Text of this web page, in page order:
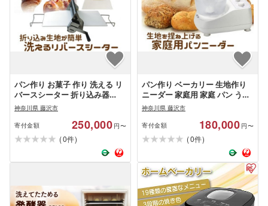
パン作り お菓子 作り 洗える リ
バースシーター 折り込み器
RS101 ステンレス ぱん ブレッ
ド 菓子 おかし 手作り クロワッ
サン デニッシュ パイ クッキー
生地 家電 キッチン家電 かでん
家電製品 製品 ホームベーカリ
ー 便利 万能 軽量 コンパクト 水
神奈川県 藤沢市
寄付金額 250,000 円〜
(0件)
パン作り ベーカリー 生地作り
ニーダー 家庭用 家庭 パン うど
ん 蕎麦 そば パスタ お餅 餅 もち
米粉パン 米粉 小麦粉 自家製 お
菓子 洋菓子 菓子 手作り 家電 キ
ッチン キッチン家電 かでん 家
電製品 製品 ホームベーカリー
コンパクト 便利 日本ニーダー
株式会社 神奈川 湘南 藤沢
神奈川県 藤沢市
寄付金額 180,000 円〜
(0件)